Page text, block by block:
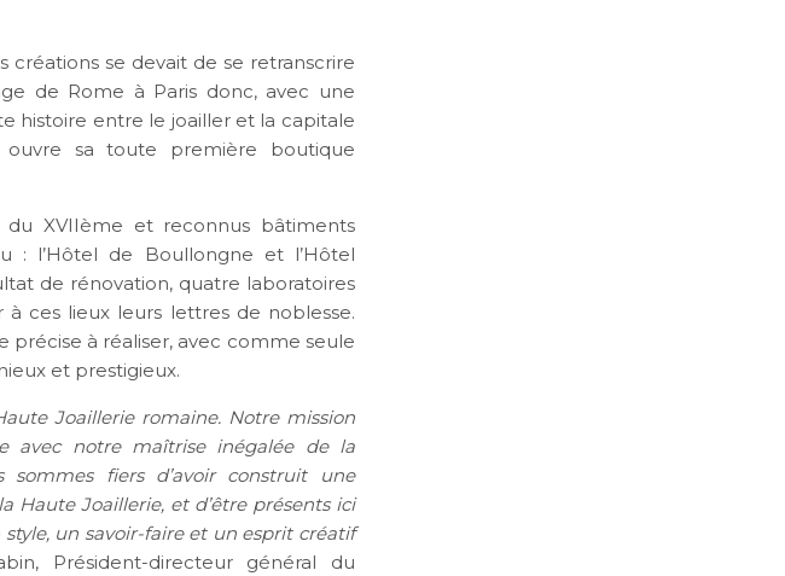
créations se devait de se retranscrire
de Rome à Paris donc, avec une
histoire entre le joailler et la capitale
ouvre sa toute première boutique
XVIIème et reconnus bâtiments
: l’Hôtel de Boullongne et l’Hôtel
de rénovation, quatre laboratoires
ces lieux leurs lettres de noblesse.
précise à réaliser, avec comme seule
et prestigieux.
Joaillerie romaine. Notre mission
avec notre maîtrise inégalée de la
sommes fiers d’avoir construit une
Haute Joaillerie, et d’être présents ici
un savoir-faire et un esprit créatif
Président-directeur général du